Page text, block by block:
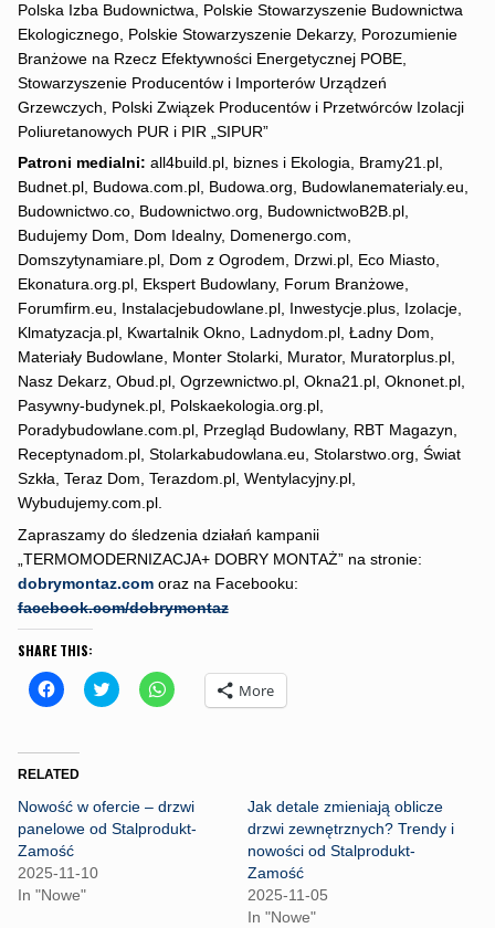
Polska Izba Budownictwa, Polskie Stowarzyszenie Budownictwa
Ekologicznego, Polskie Stowarzyszenie Dekarzy, Porozumienie
Branżowe na Rzecz Efektywności Energetycznej POBE,
Stowarzyszenie Producentów i Importerów Urządzeń
Grzewczych, Polski Związek Producentów i Przetwórców Izolacji
Poliuretanowych PUR i PIR „SIPUR”
Patroni medialni: all4build.pl, biznes i Ekologia, Bramy21.pl,
Budnet.pl, Budowa.com.pl, Budowa.org, Budowlanematerialy.eu,
Budownictwo.co, Budownictwo.org, BudownictwoB2B.pl,
Budujemy Dom, Dom Idealny, Domenergo.com,
Domszytynamiare.pl, Dom z Ogrodem, Drzwi.pl, Eco Miasto,
Ekonatura.org.pl, Ekspert Budowlany, Forum Branżowe,
Forumfirm.eu, Instalacjebudowlane.pl, Inwestycje.plus, Izolacje,
Klmatyzacja.pl, Kwartalnik Okno, Ladnydom.pl, Ładny Dom,
Materiały Budowlane, Monter Stolarki, Murator, Muratorplus.pl,
Nasz Dekarz, Obud.pl, Ogrzewnictwo.pl, Okna21.pl, Oknonet.pl,
Pasywny-budynek.pl, Polskaekologia.org.pl,
Poradybudowlane.com.pl, Przegląd Budowlany, RBT Magazyn,
Receptynadom.pl, Stolarkabudowlana.eu, Stolarstwo.org, Świat
Szkła, Teraz Dom, Terazdom.pl, Wentylacyjny.pl,
Wybudujemy.com.pl.
Zapraszamy do śledzenia działań kampanii
„TERMOMODERNIZACJA+ DOBRY MONTAŻ” na stronie:
dobrymontaz.comoraz na Facebooku:
facebook.com/dobrymontaz
SHARE THIS:
C
l
t
o
h
a
r
e
o
n
a
C
l
h
a
r
C
l
h
a
r
More
RELATED
Nowość w ofercie – drzwi
panelowe od Stalprodukt-
Zamość
2025-11-10
In "Nowe"
Jak detale zmieniają oblicze
drzwi zewnętrznych? Trendy i
nowości od Stalprodukt-
Zamość
2025-11-05
In "Nowe"